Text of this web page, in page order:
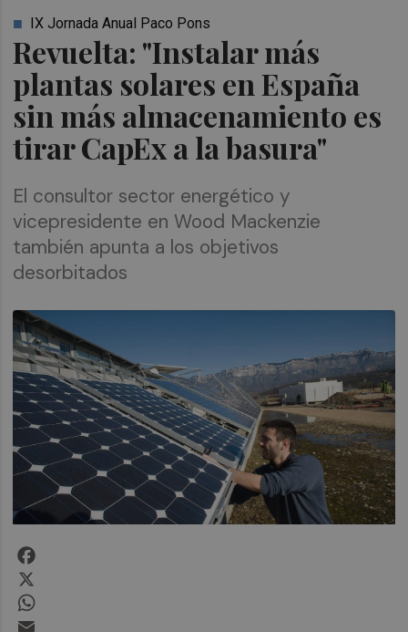
Revuelta: "Instalar más
plantas solares en España
sin más almacenamiento es
tirar CapEx a la basura"
IX Jornada Anual Paco Pons
El consultor sector energético y
vicepresidente en Wood Mackenzie
también apunta a los objetivos
desorbitados